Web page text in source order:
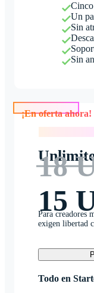
Cinco
Un
Sin
Sin
18
15
Para creadores
exigen libertad
Todo en